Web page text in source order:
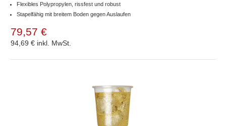
Flexibles Polypropylen, rissfest und robust
Stapelfähig mit breitem Boden gegen Auslaufen
79,57 €
94,69 € inkl. MwSt.